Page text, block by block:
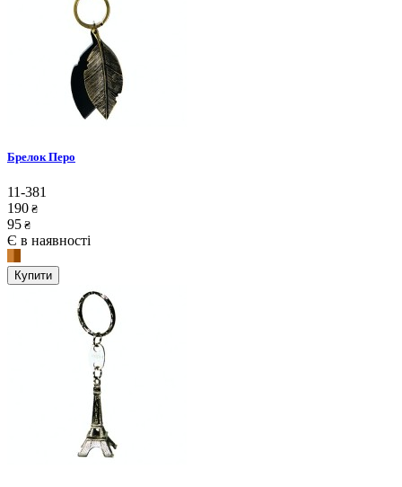
Брелок Перо
11-381
190 ₴
95 ₴
Є в наявності
Купити